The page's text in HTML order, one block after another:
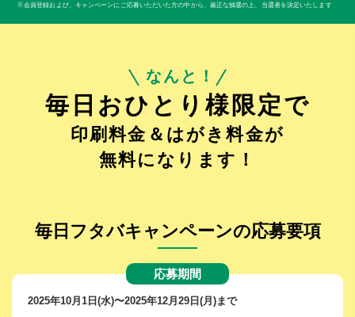
なんと！
毎日おひとり様限定で
印刷料金＆はがき料金が
無料になります！
毎日フタバキャンペーンの応募要項
応募期間
2025年10月1日(水)〜2025年12月29日(月)まで